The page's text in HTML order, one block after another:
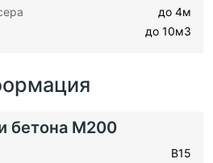
до 4м
до 10м3
бетона М200
B15